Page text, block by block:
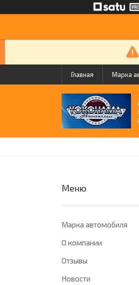
Главная Марка
Марка автомобиля
О компании
Отзывы
Новости